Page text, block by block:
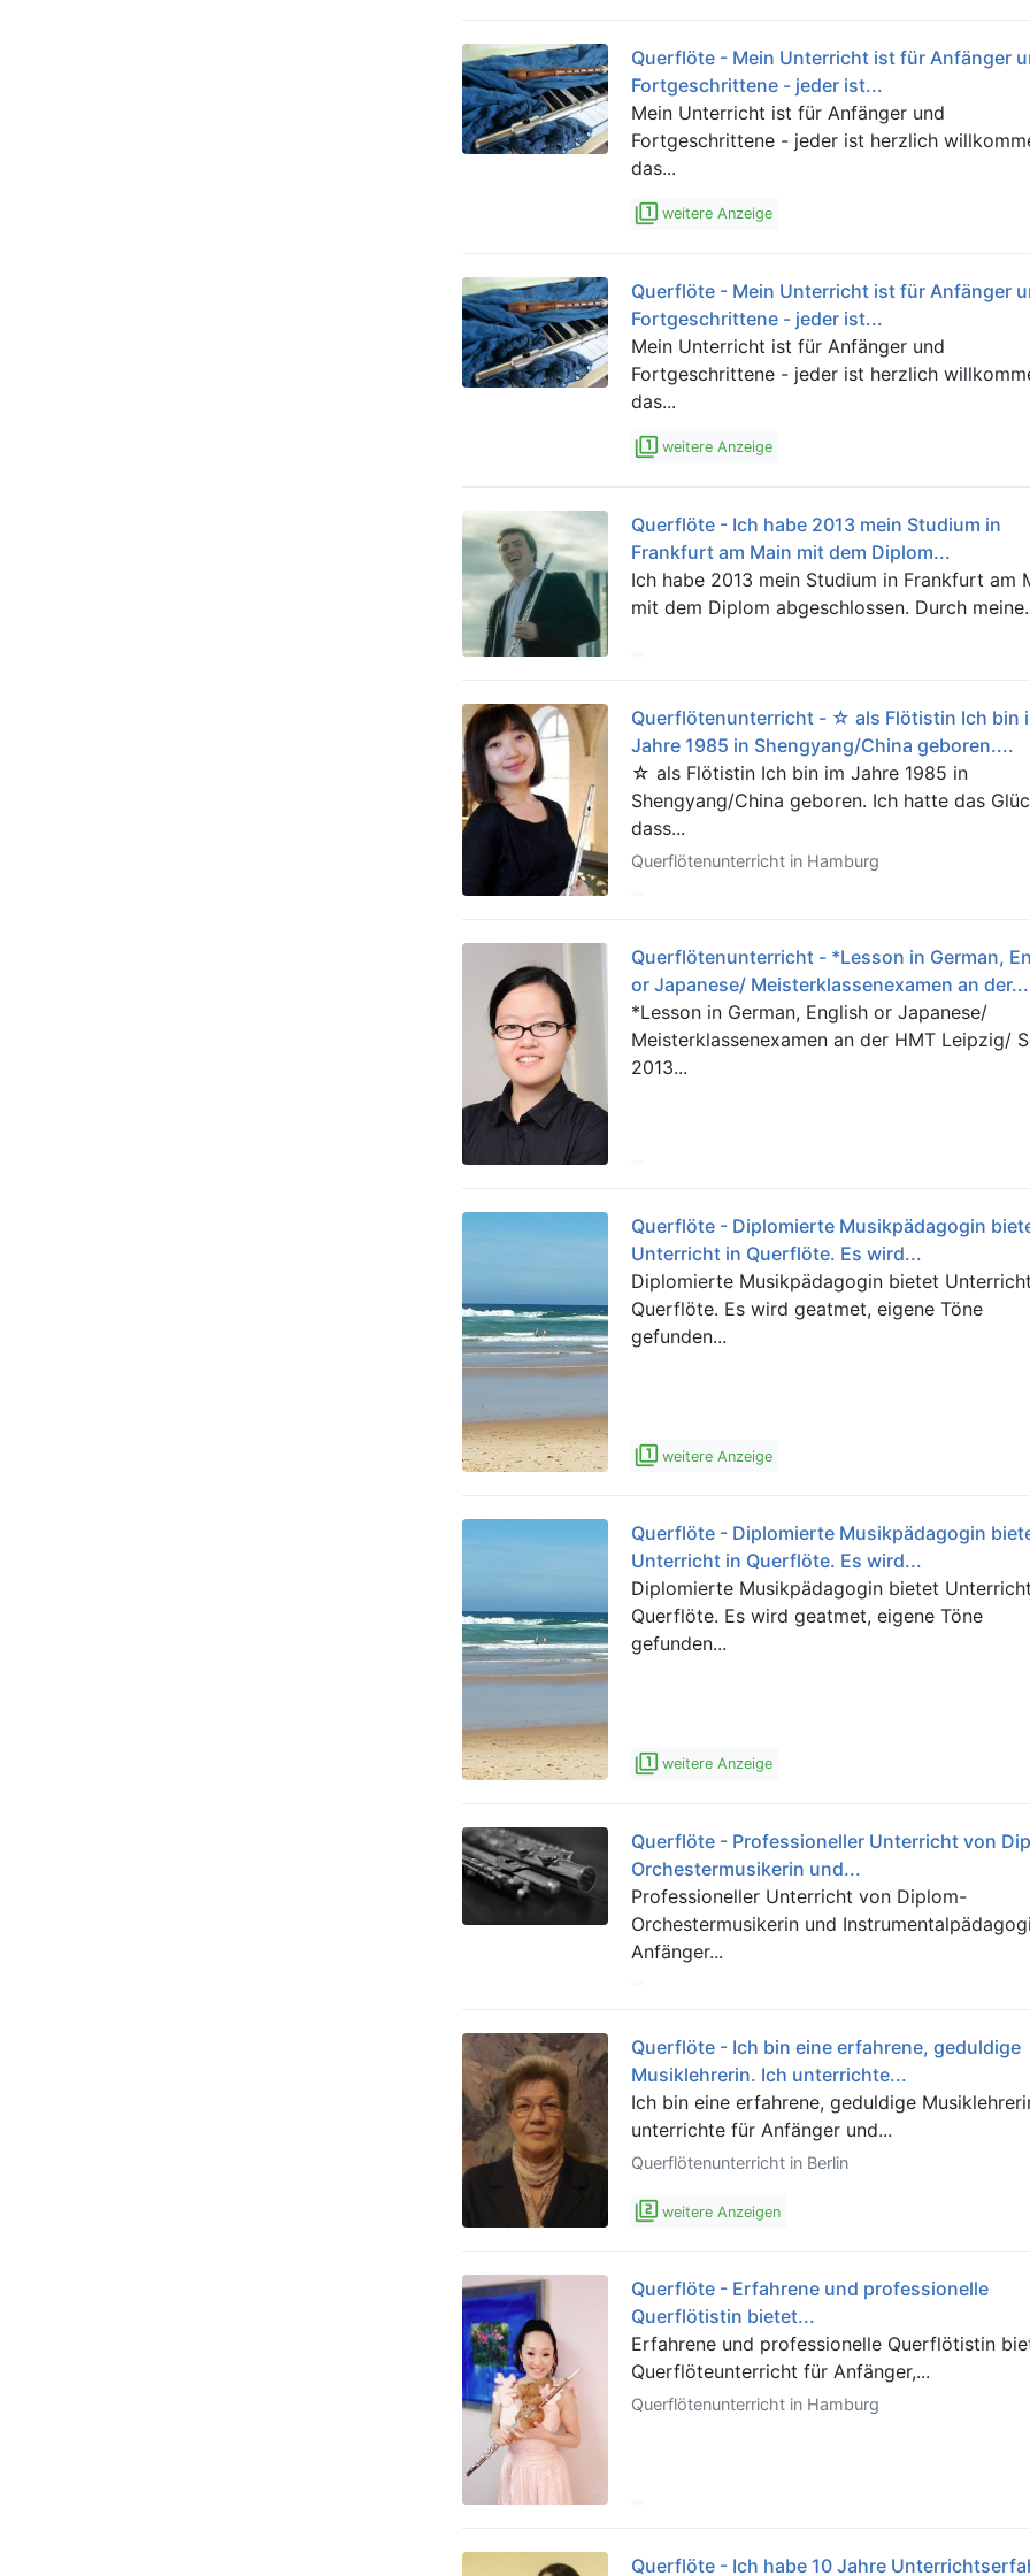
Querflöte - Mein Unterricht ist für Anfänger
Fortgeschrittene - jeder ist...
Mein Unterricht ist für Anfänger und
Fortgeschrittene - jeder ist herzlich
das...
filter_1 weitere Anzeige
Querflöte - Mein Unterricht ist für Anfänger
Fortgeschrittene - jeder ist...
Mein Unterricht ist für Anfänger und
Fortgeschrittene - jeder ist herzlich
das...
filter_1 weitere Anzeige
Querflöte - Ich habe 2013 mein Studium in
Frankfurt am Main mit dem Diplom...
Ich habe 2013 mein Studium in Frankfurt am
mit dem Diplom abgeschlossen. Durch
Querflötenunterricht - ☆ als Flötistin Ich bin
Jahre 1985 in Shengyang/China geboren....
☆ als Flötistin Ich bin im Jahre 1985 in
Shengyang/China geboren. Ich hatte das
dass...
Querflötenunterricht in Hamburg
Querflötenunterricht - *Lesson in German,
or Japanese/ Meisterklassenexamen an der...
*Lesson in German, English or Japanese/
Meisterklassenexamen an der HMT Leipzig/
2013...
Querflöte - Diplomierte Musikpädagogin
Unterricht in Querflöte. Es wird...
Diplomierte Musikpädagogin bietet
Querflöte. Es wird geatmet, eigene Töne
gefunden...
filter_1 weitere Anzeige
Querflöte - Diplomierte Musikpädagogin
Unterricht in Querflöte. Es wird...
Diplomierte Musikpädagogin bietet
Querflöte. Es wird geatmet, eigene Töne
gefunden...
filter_1 weitere Anzeige
Querflöte - Professioneller Unterricht von
Orchestermusikerin und...
Professioneller Unterricht von Diplom-
Orchestermusikerin und
Anfänger...
Querflöte - Ich bin eine erfahrene, geduldige
Musiklehrerin. Ich unterrichte...
Ich bin eine erfahrene, geduldige
unterrichte für Anfänger und...
Querflötenunterricht in Berlin
filter_2 weitere Anzeigen
Querflöte - Erfahrene und professionelle
Querflötistin bietet...
Erfahrene und professionelle Querflötistin
Querflöteunterricht für Anfänger,...
Querflötenunterricht in Hamburg
Querflöte - Ich habe 10 Jahre